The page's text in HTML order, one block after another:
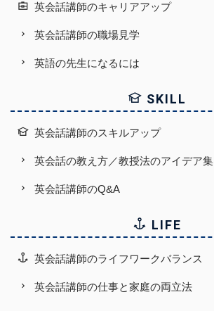
英会話講師のキャリアアップ
英会話講師の職場見学
英語の先生になるには
SKILL
英会話講師のスキルアップ
英会話の教え方／教授法のアイデア集
英会話講師のQ&A
LIFE
英会話講師のライフワークバランス
英会話講師の仕事と家庭の両立法